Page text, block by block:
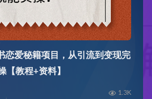
恋爱秘籍项目，从引流到变现完
【教程+资料】
1.3K